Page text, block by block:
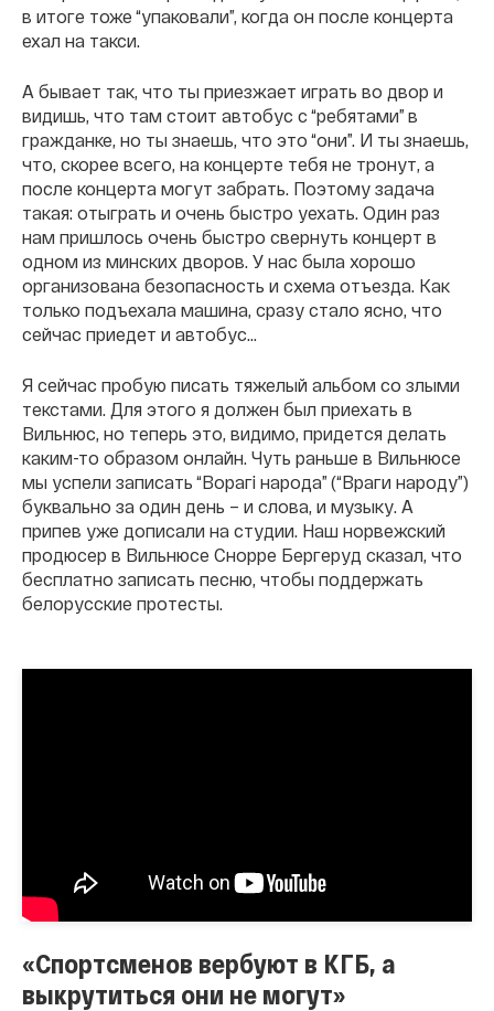
в итоге тоже “упаковали”, когда он после концерта
ехал на такси.
А бывает так, что ты приезжает играть во двор и
видишь, что там стоит автобус с “ребятами” в
гражданке, но ты знаешь, что это “они”. И ты знаешь,
что, скорее всего, на концерте тебя не тронут, а
после концерта могут забрать. Поэтому задача
такая: отыграть и очень быстро уехать. Один раз
нам пришлось очень быстро свернуть концерт в
одном из минских дворов. У нас была хорошо
организована безопасность и схема отъезда. Как
только подъехала машина, сразу стало ясно, что
сейчас приедет и автобус…
Я сейчас пробую писать тяжелый альбом со злыми
текстами. Для этого я должен был приехать в
Вильнюс, но теперь это, видимо, придется делать
каким-то образом онлайн. Чуть раньше в Вильнюсе
мы успели записать “Ворагi народа” (“Враги народу”)
буквально за один день – и слова, и музыку. А
припев уже дописали на студии. Наш норвежский
продюсер в Вильнюсе Снорре Бергеруд сказал, что
бесплатно записать песню, чтобы поддержать
белорусские протесты.
«Спортсменов вербуют в КГБ, а
выкрутиться они не могут»